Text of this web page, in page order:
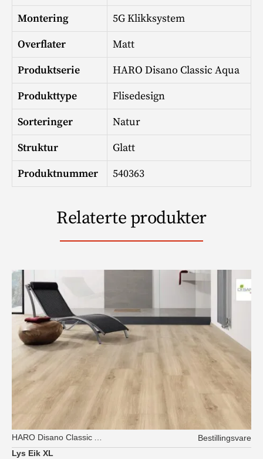
Montering
5G Klikksystem
Overflater
Matt
Produktserie
HARO Disano Classic Aqua
Produkttype
Flisedesign
Sorteringer
Natur
Struktur
Glatt
Produktnummer
540363
Relaterte produkter
Bestillingsvare
Lys Eik XL